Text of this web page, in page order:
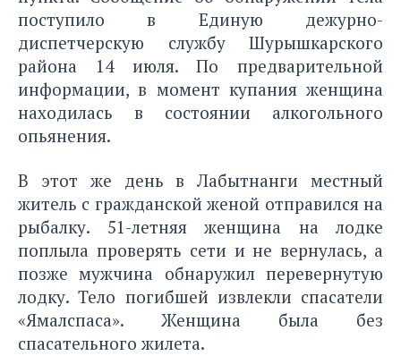
поступило в Единую дежурно-
диспетчерскую службу Шурышкарского
района 14 июля. По предварительной
информации, в момент купания женщина
находилась в состоянии алкогольного
опьянения.
В этот же день в Лабытнанги местный
житель с гражданской женой отправился на
рыбалку. 51-летняя женщина на лодке
поплыла проверять сети и не вернулась, а
позже мужчина обнаружил перевернутую
лодку. Тело погибшей извлекли спасатели
«Ямалспаса». Женщина была без
спасательного жилета.